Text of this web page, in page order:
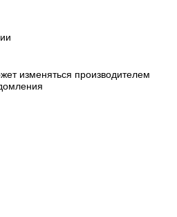
изменяться производителем